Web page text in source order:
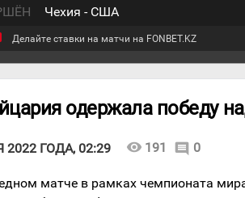
Чехия - США
Делайте ставки на матчи на FONBET.KZ
одержала победу
2022 ГОДА, 02:29 visibility 191 comment 0
матче в рамках чемпионата